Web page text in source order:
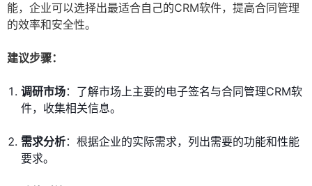
能，企业可以选择出最适合自己的CRM软件，提高合同管理
的效率和安全性。
建议步骤：
调研市场：了解市场上主要的电子签名与合同管理CRM软
件，收集相关信息。
需求分析：根据企业的实际需求，列出需要的功能和性能
要求。